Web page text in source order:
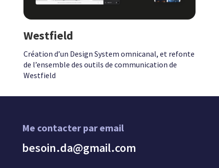
Westfield
Création d’un Design System omnicanal, et refonte
de l’ensemble des outils de communication de
Westfield
Me contacter par email
besoin.da@gmail.com